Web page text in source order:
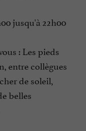
jusqu'à 22h00
: Les pieds
entre collègues
de soleil,
belles